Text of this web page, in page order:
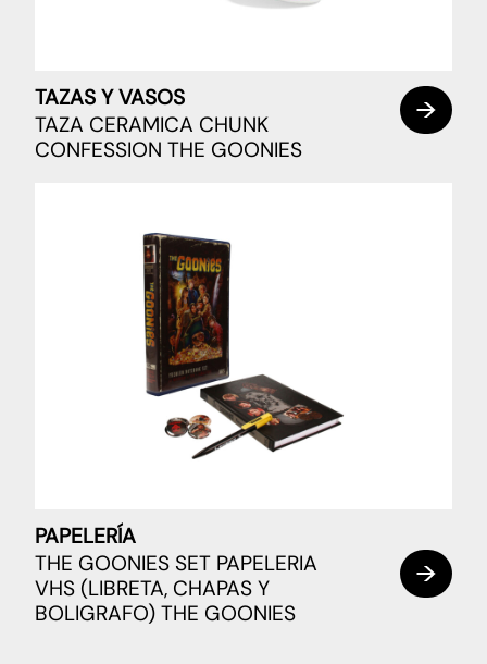
TAZAS Y VASOS
TAZA CERAMICA CHUNK
CONFESSION THE GOONIES
PAPELERÍA
THE GOONIES SET PAPELERIA
VHS (LIBRETA, CHAPAS Y
BOLIGRAFO) THE GOONIES